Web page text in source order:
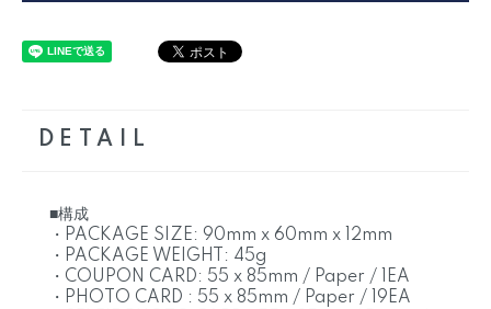
DETAIL
■構成
・PACKAGE SIZE: 90mm x 60mm x 12mm
・PACKAGE WEIGHT: 45g
・COUPON CARD: 55 x 85mm / Paper / 1EA
・PHOTO CARD : 55 x 85mm / Paper / 19EA